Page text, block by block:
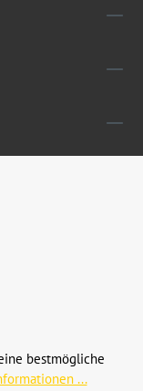
bestmögliche
...